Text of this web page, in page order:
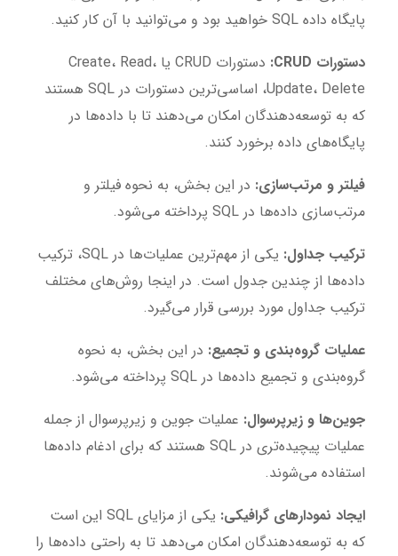
پایگاه داده SQL خواهید بود و می‌توانید با آن کار کنید.
دستورات CRUD:
دستورات CRUD یا Create، Read،
Update، Delete، اساسی‌ترین دستورات در SQL هستند
که به توسعه‌دهندگان امکان می‌دهند تا با داده‌ها در
پایگاه‌های داده برخورد کنند.
فیلتر و مرتب‌سازی: در این بخش، به نحوه فیلتر و
مرتب‌سازی داده‌ها در SQL پرداخته می‌شود.
ترکیب جداول:
یکی از مهم‌ترین عملیات‌ها در SQL، ترکیب
داده‌ها از چندین جدول است. در اینجا روش‌های مختلف
ترکیب جداول مورد بررسی قرار می‌گیرد.
عملیات گروه‌بندی و تجمیع: در این بخش، به نحوه
گروه‌بندی و تجمیع داده‌ها در SQL پرداخته می‌شود.
جوین‌ها و زیرپرسوال: عملیات جوین و زیرپرسوال از جمله
عملیات پیچیده‌تری در SQL هستند که برای ادغام داده‌ها
استفاده می‌شوند.
ایجاد نمودارهای گرافیکی:
یکی از مزایای SQL این است
که به توسعه‌دهندگان امکان می‌دهد تا به راحتی داده‌ها را